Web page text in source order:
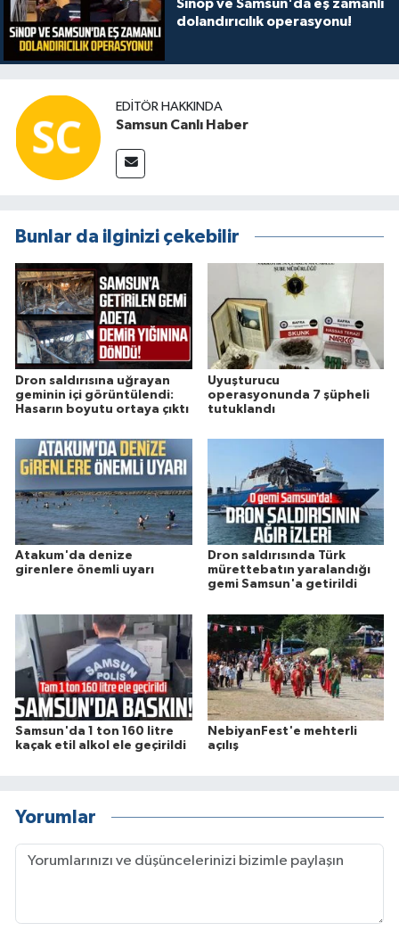
Sinop ve Samsun'da eş zamanlı
dolandırıcılık operasyonu!
EDITÖR HAKKINDA
Samsun Canlı Haber
Bunlar da ilginizi çekebilir
Dron saldırısına uğrayan
geminin içi görüntülendi:
Hasarın boyutu ortaya çıktı
Uyuşturucu
operasyonunda 7 şüpheli
tutuklandı
Atakum'da denize
girenlere önemli uyarı
Dron saldırısında Türk
mürettebatın yaralandığı
gemi Samsun'a getirildi
Samsun'da 1 ton 160 litre
kaçak etil alkol ele geçirildi
NebiyanFest'e mehterli
açılış
Yorumlar